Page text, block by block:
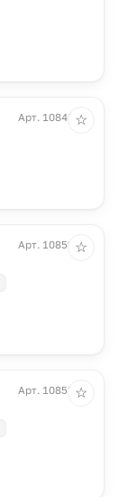
Арт. 10848.50
☆
Арт. 10852.30
☆
Арт. 10853.30
☆